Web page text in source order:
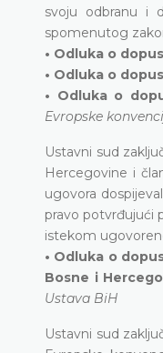
svoju odbranu i
spomenutog
• Odluka o
• Odluka o
• Odluka o
Evropske
Ustavni sud
Hercegovine i
ugovora
pravo potvrđujući
istekom
• Odluka o
Bosne i
Ustava BiH
Ustavni sud